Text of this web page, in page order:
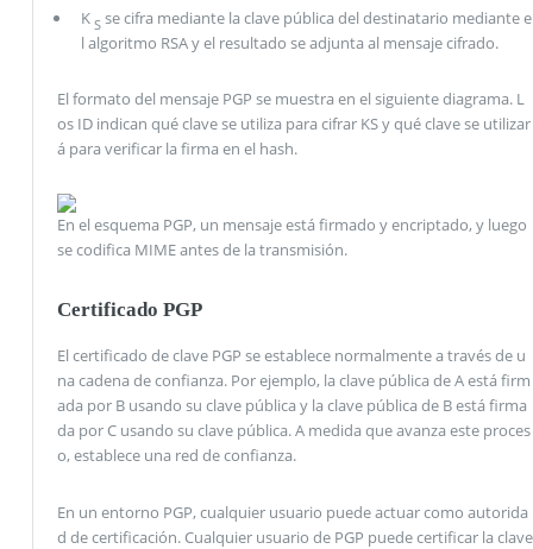
K S se cifra mediante la clave pública del destinatario mediante e
l algoritmo RSA y el resultado se adjunta al mensaje cifrado.
El formato del mensaje PGP se muestra en el siguiente diagrama. L
os ID indican qué clave se utiliza para cifrar KS y qué clave se utilizar
á para verificar la firma en el hash.
En el esquema PGP, un mensaje está firmado y encriptado, y luego
se codifica MIME antes de la transmisión.
Certificado PGP
El certificado de clave PGP se establece normalmente a través de u
na cadena de confianza. Por ejemplo, la clave pública de A está firm
ada por B usando su clave pública y la clave pública de B está firma
da por C usando su clave pública. A medida que avanza este proces
o, establece una red de confianza.
En un entorno PGP, cualquier usuario puede actuar como autorida
d de certificación. Cualquier usuario de PGP puede certificar la clave